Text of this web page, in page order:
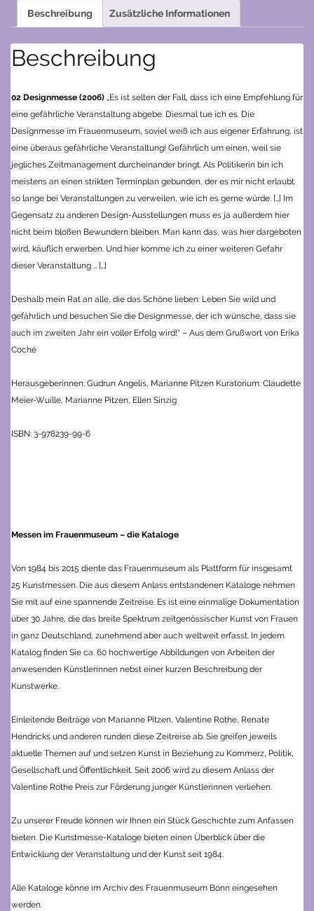
Beschreibung Zusätzliche Informationen
Beschreibung
02 Designmesse (2006) „Es ist selten der Fall, dass ich eine Empfehlung für
eine gefährliche Veranstaltung abgebe. Diesmal tue ich es. Die
Designmesse im Frauenmuseum, soviel weiß ich aus eigener Erfahrung, ist
eine überaus gefährliche Veranstaltung! Gefährlich um einen, weil sie
jegliches Zeitmanagement durcheinander bringt. Als Politikerin bin ich
meistens an einen strikten Terminplan gebunden, der es mir nicht erlaubt
so lange bei Veranstaltungen zu verweilen, wie ich es gerne würde. […] Im
Gegensatz zu anderen Design-Ausstellungen muss es ja außerdem hier
nicht beim bloßen Bewundern bleiben. Man kann das, was hier dargeboten
wird, käuflich erwerben. Und hier komme ich zu einer weiteren Gefahr
dieser Veranstaltung … […]
Deshalb mein Rat an alle, die das Schöne lieben: Leben Sie wild und
gefährlich und besuchen Sie die Designmesse, der ich wünsche, dass sie
auch im zweiten Jahr ein voller Erfolg wird!“ – Aus dem Grußwort von Erika
Coché
Herausgeberinnen: Gudrun Angelis, Marianne Pitzen Kuratorium: Claudette
Meier-Wuille, Marianne Pitzen, Ellen Sinzig
ISBN: 3-978239-99-6
Messen im Frauenmuseum – die Kataloge
Von 1984 bis 2015 diente das Frauenmuseum als Plattform für insgesamt
25 Kunstmessen. Die aus diesem Anlass entstandenen Kataloge nehmen
Sie mit auf eine spannende Zeitreise. Es ist eine einmalige Dokumentation
über 30 Jahre, die das breite Spektrum zeitgenössischer Kunst von Frauen
in ganz Deutschland, zunehmend aber auch weltweit erfasst. In jedem
Katalog finden Sie ca. 60 hochwertige Abbildungen von Arbeiten der
anwesenden Künstlerinnen nebst einer kurzen Beschreibung der
Kunstwerke.
Einleitende Beiträge von Marianne Pitzen, Valentine Rothe, Renate
Hendricks und anderen runden diese Zeitreise ab. Sie greifen jeweils
aktuelle Themen auf und setzen Kunst in Beziehung zu Kommerz, Politik,
Gesellschaft und Öffentlichkeit. Seit 2006 wird zu diesem Anlass der
Valentine Rothe Preis zur Förderung junger Künstlerinnen verliehen.
Zu unserer Freude können wir Ihnen ein Stück Geschichte zum Anfassen
bieten. Die Kunstmesse-Kataloge bieten einen Überblick über die
Entwicklung der Veranstaltung und der Kunst seit 1984.
Alle Kataloge könne im Archiv des Frauenmuseum Bonn eingesehen
werden.